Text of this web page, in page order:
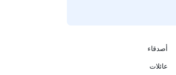
أصدقاء
عائلات